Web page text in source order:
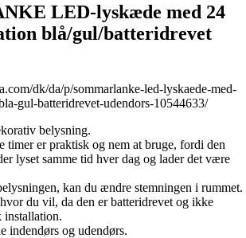
LED-lyskæde med 24
blå/gul/batteridrevet
dk/da/p/sommarlanke-led-lyskaede-med-
gul-batteridrevet-udendors-10544633/
belysning.
timer er praktisk og nem at bruge, fordi den
lyset samme tid hver dag og lader det være
kan du ændre stemningen i rummet.
du vil, da den er batteridrevet og ikke
indendørs og udendørs.